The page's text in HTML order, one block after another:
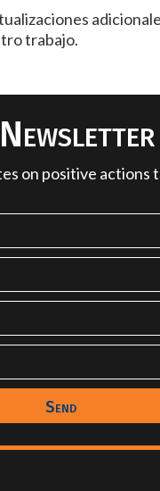
trabajo.
on positive actions